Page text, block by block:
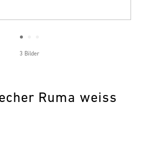
3 Bilder
Ruma weiss